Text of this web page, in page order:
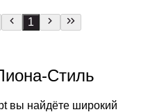
1
Стиль
вы найдёте широкий